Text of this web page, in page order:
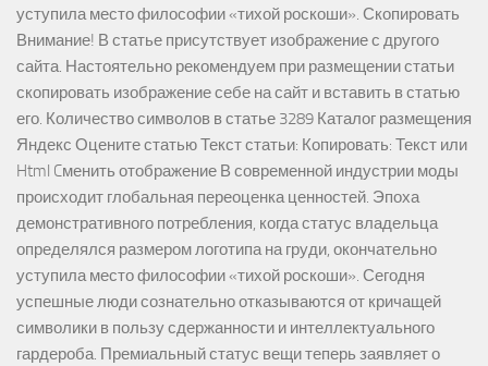
уступила место философии «тихой роскоши». Скопировать
Внимание! В статье присутствует изображение с другого
сайта. Настоятельно рекомендуем при размещении статьи
скопировать изображение себе на сайт и вставить в статью
его. Количество символов в статье 3289 Каталог размещения
Яндекс Оцените статью Текст статьи: Копировать: Текст или
Html Cменить отображение В современной индустрии моды
происходит глобальная переоценка ценностей. Эпоха
демонстративного потребления, когда статус владельца
определялся размером логотипа на груди, окончательно
уступила место философии «тихой роскоши». Сегодня
успешные люди сознательно отказываются от кричащей
символики в пользу сдержанности и интеллектуального
гардероба. Премиальный статус вещи теперь заявляет о